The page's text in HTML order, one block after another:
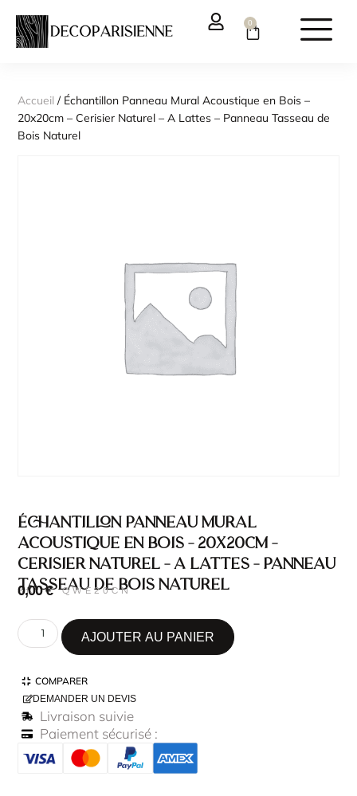
0
Accueil / Échantillon Panneau Mural Acoustique en Bois –
20x20cm – Cerisier Naturel – A Lattes – Panneau Tasseau de
Bois Naturel
Échantillon Panneau Mural
Acoustique en Bois – 20x20cm –
Cerisier Naturel – A Lattes – Panneau
Tasseau de Bois Naturel
SKU : QWE20CN
0,00€
AJOUTER AU PANIER
COMPARER
DEMANDER UN DEVIS
Livraison suivie
Paiement sécurisé :